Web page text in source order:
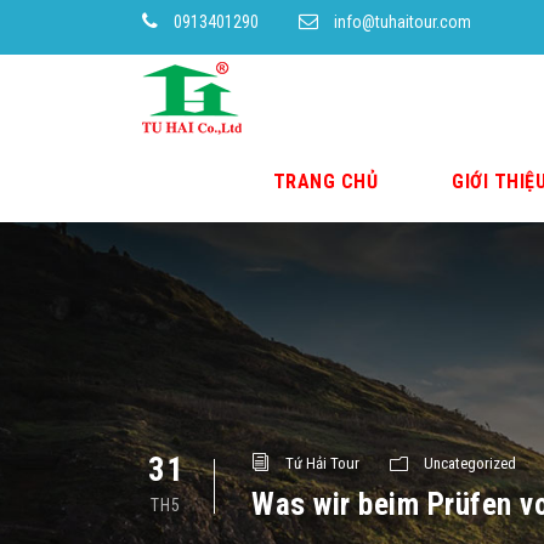
0913401290 info@tuhaitour.com
TRANG CHỦ GIỚI
31
TH5
Tứ Hải Tour Uncategorized
Was wir beim Prüfen